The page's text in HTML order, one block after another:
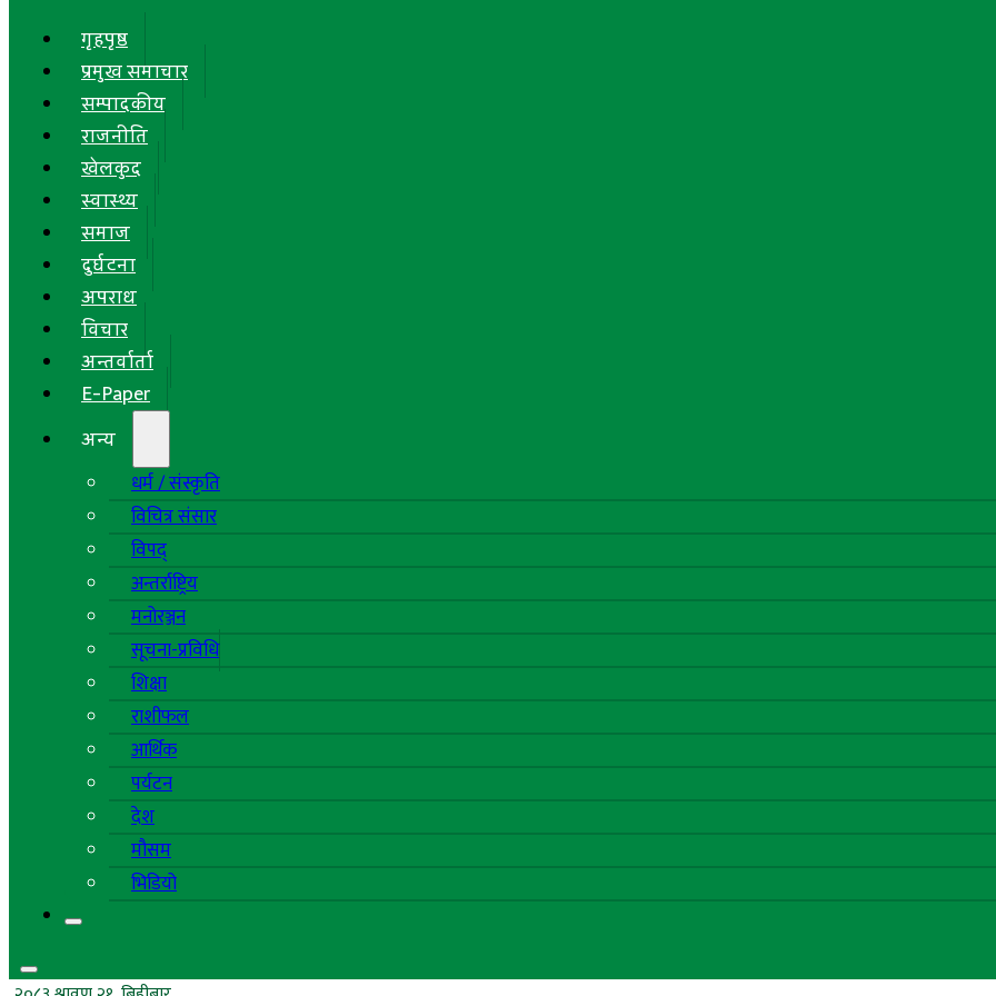
गृहपृष्ठ
प्रमुख समाचार
सम्पादकीय
राजनीति
खेलकुद
स्वास्थ्य
समाज
दुर्घटना
अपराध
विचार
अन्तर्वार्ता
E-Paper
अन्य
धर्म / संस्कृति
विचित्र संसार
विपद्
अन्तर्राष्ट्रिय
मनोरञ्जन
सूचना-प्रविधि
शिक्षा
राशीफल
आर्थिक
पर्यटन
देश
मौसम
भिडियो